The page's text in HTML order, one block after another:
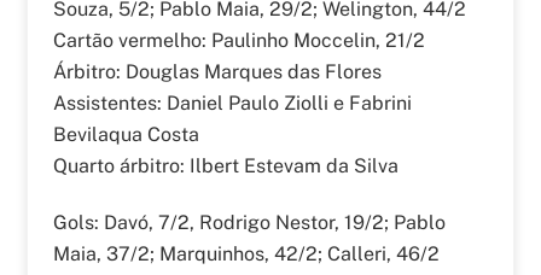
Souza, 5/2; Pablo Maia, 29/2; Welington, 44/2
Cartão vermelho: Paulinho Moccelin, 21/2
Árbitro: Douglas Marques das Flores
Assistentes: Daniel Paulo Ziolli e Fabrini
Bevilaqua Costa
Quarto árbitro: Ilbert Estevam da Silva
Gols: Davó, 7/2, Rodrigo Nestor, 19/2; Pablo
Maia, 37/2; Marquinhos, 42/2; Calleri, 46/2